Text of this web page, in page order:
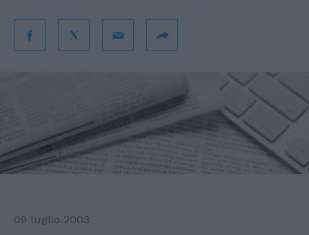
09 luglio 2003